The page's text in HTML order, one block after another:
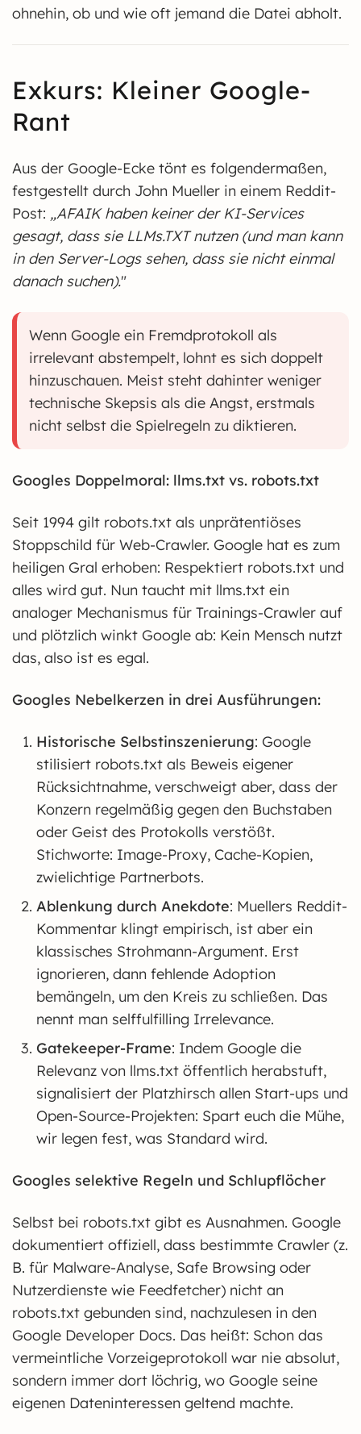
ohnehin, ob und wie oft jemand die Datei abholt.
Exkurs: Kleiner Google-
Rant
Aus der Google-Ecke tönt es folgendermaßen,
festgestellt durch John Mueller in einem Reddit-
Post: „AFAIK haben keiner der KI-Services
gesagt, dass sie LLMs.TXT nutzen (und man kann
in den Server-Logs sehen, dass sie nicht einmal
danach suchen)."
Wenn Google ein Fremdprotokoll als
irrelevant abstempelt, lohnt es sich doppelt
hinzuschauen. Meist steht dahinter weniger
technische Skepsis als die Angst, erstmals
nicht selbst die Spielregeln zu diktieren.
Googles Doppelmoral: llms.txt vs. robots.txt
Seit 1994 gilt robots.txt als unprätentiöses
Stoppschild für Web-Crawler. Google hat es zum
heiligen Gral erhoben: Respektiert robots.txt und
alles wird gut. Nun taucht mit llms.txt ein
analoger Mechanismus für Trainings-Crawler auf
und plötzlich winkt Google ab: Kein Mensch nutzt
das, also ist es egal.
Googles Nebelkerzen in drei Ausführungen:
Historische Selbstinszenierung: Google
stilisiert robots.txt als Beweis eigener
Rücksichtnahme, verschweigt aber, dass der
Konzern regelmäßig gegen den Buchstaben
oder Geist des Protokolls verstößt.
Stichworte: Image-Proxy, Cache-Kopien,
zwielichtige Partnerbots.
Ablenkung durch Anekdote: Muellers Reddit-
Kommentar klingt empirisch, ist aber ein
klassisches Strohmann-Argument. Erst
ignorieren, dann fehlende Adoption
bemängeln, um den Kreis zu schließen. Das
nennt man selffulfilling Irrelevance.
Gatekeeper-Frame: Indem Google die
Relevanz von llms.txt öffentlich herabstuft,
signalisiert der Platzhirsch allen Start-ups und
Open-Source-Projekten: Spart euch die Mühe,
wir legen fest, was Standard wird.
Googles selektive Regeln und Schlupflöcher
Selbst bei robots.txt gibt es Ausnahmen. Google
dokumentiert offiziell, dass bestimmte Crawler (z.
B. für Malware-Analyse, Safe Browsing oder
Nutzerdienste wie Feedfetcher) nicht an
robots.txt gebunden sind, nachzulesen in den
Google Developer Docs. Das heißt: Schon das
vermeintliche Vorzeigeprotokoll war nie absolut,
sondern immer dort löchrig, wo Google seine
eigenen Dateninteressen geltend machte.